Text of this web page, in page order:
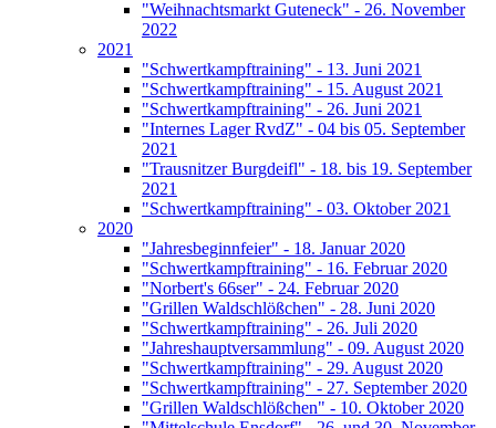
"Weihnachtsmarkt Guteneck" - 26. November
2022
2021
"Schwertkampftraining" - 13. Juni 2021
"Schwertkampftraining" - 15. August 2021
"Schwertkampftraining" - 26. Juni 2021
"Internes Lager RvdZ" - 04 bis 05. September
2021
"Trausnitzer Burgdeifl" - 18. bis 19. September
2021
"Schwertkampftraining" - 03. Oktober 2021
2020
"Jahresbeginnfeier" - 18. Januar 2020
"Schwertkampftraining" - 16. Februar 2020
"Norbert's 66ser" - 24. Februar 2020
"Grillen Waldschlößchen" - 28. Juni 2020
"Schwertkampftraining" - 26. Juli 2020
"Jahreshauptversammlung" - 09. August 2020
"Schwertkampftraining" - 29. August 2020
"Schwertkampftraining" - 27. September 2020
"Grillen Waldschlößchen" - 10. Oktober 2020